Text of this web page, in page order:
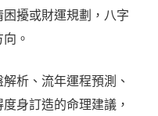
擾或財運規劃，八字
。
析、流年運程預測、
身訂造的命理建議，